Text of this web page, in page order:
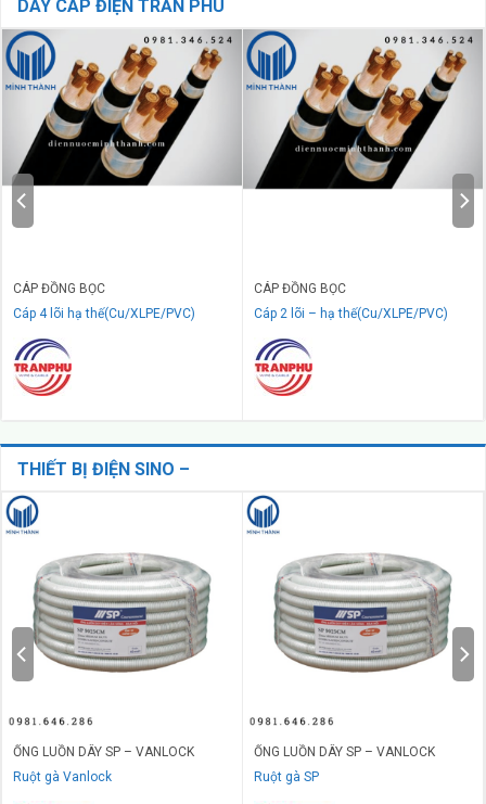
DÂY CÁP ĐIỆN TRẦN PHÚ
CÁP ĐỒNG BỌC
Cáp 4 lõi hạ thế(Cu/XLPE/PVC)
CÁP ĐỒNG BỌC
Cáp 2 lõi – hạ thế(Cu/XLPE/PVC)
THIẾT BỊ ĐIỆN SINO –
VANLOCK
ỐNG LUỒN DÂY SP – VANLOCK
Ruột gà Vanlock
ỐNG LUỒN DÂY SP – VANLOCK
Ruột gà SP